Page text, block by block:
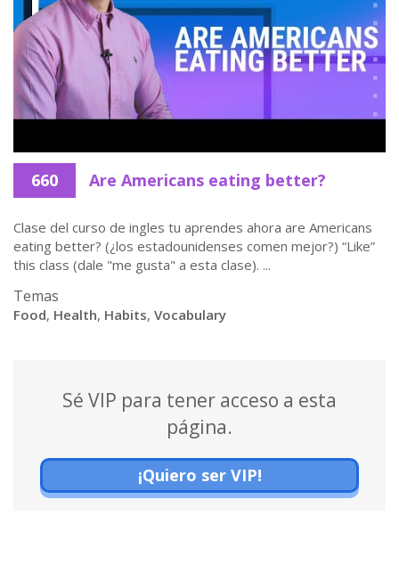
660 Are Americans eating better?
Clase del curso de ingles tu aprendes ahora are Americans
eating better? (¿los estadounidenses comen mejor?) “Like”
this class (dale "me gusta" a esta clase). ...
Temas
Food, Health, Habits, Vocabulary
Sé VIP para tener acceso a esta
página.
¡Quiero ser VIP!